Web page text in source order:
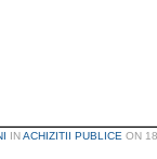
INACHIZITII PUBLICE ON